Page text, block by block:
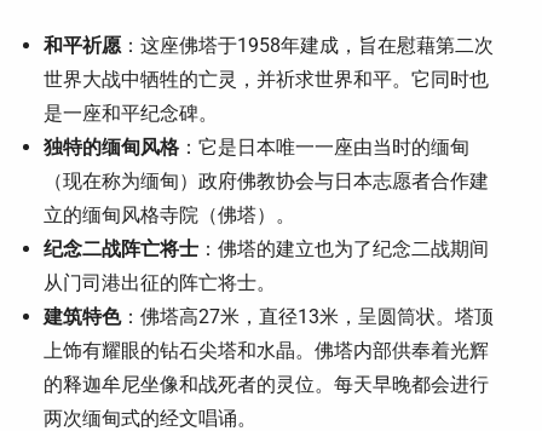
和平祈愿 ：这座佛塔于1958年建成，旨在慰藉第二次
世界大战中牺牲的亡灵，并祈求世界和平。它同时也
是一座和平纪念碑。
独特的缅甸风格 ：它是日本唯一一座由当时的缅甸
（现在称为缅甸）政府佛教协会与日本志愿者合作建
立的缅甸风格寺院（佛塔）。
纪念二战阵亡将士 ：佛塔的建立也为了纪念二战期间
从门司港出征的阵亡将士。
建筑特色：佛塔高27米，直径13米，呈圆筒状。塔顶
上饰有耀眼的钻石尖塔和水晶。佛塔内部供奉着光辉
的释迦牟尼坐像和战死者的灵位。每天早晚都会进行
两次缅甸式的经文唱诵。